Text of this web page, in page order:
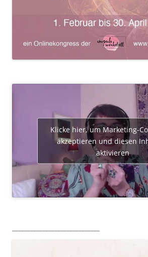
Klicke hier, um Marketing-
akzeptieren und diesen
aktivieren